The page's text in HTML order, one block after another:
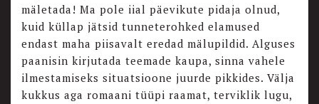
mäletada! Ma pole iial päevikute pidaja olnud,
kuid küllap jätsid tunneterohked elamused
endast maha piisavalt eredad mälupildid. Alguses
paanisin kirjutada teemade kaupa, sinna vahele
ilmestamiseks situatsioone juurde pikkides. Välja
kukkus aga romaani tüüpi raamat, terviklik lugu,